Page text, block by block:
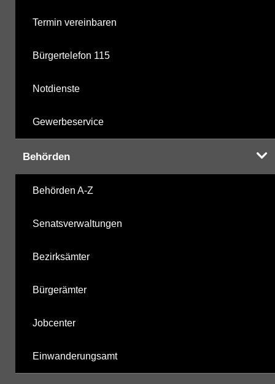
Termin vereinbaren
Bürgertelefon 115
Notdienste
Gewerbeservice
Behörden
Behörden A-Z
Senatsverwaltungen
Bezirksämter
Bürgerämter
Jobcenter
Einwanderungsamt